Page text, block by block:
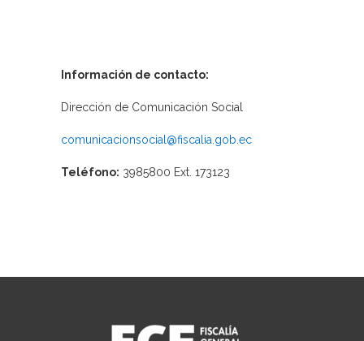
Información de contacto:
Dirección de Comunicación Social
comunicacionsocial@fiscalia.gob.ec
Teléfono: 3985800 Ext. 173123